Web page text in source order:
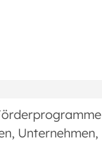
Unternehmen,